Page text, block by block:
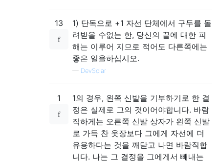
13
1) 단독으로 +1 자선 단체에서 구두를 돌
려받을 수없는 한, 당신의 끝에 대한 피
해는 이루어 지므로 적어도 다른쪽에는
좋은 일을하십시오.
— DevSolar
1
1의 경우, 왼쪽 신발을 기부하기로 한 결
정은 실제로 그의 것이어야합니다. 바람
직하게는 오른쪽 신발 상자가 왼쪽 신발
로 가득 찬 옷장보다 그에게 자선에 더
유용하다는 것을 깨닫고 나면 바람직합
니다. 나는 그 결정을 그에게서 빼내는